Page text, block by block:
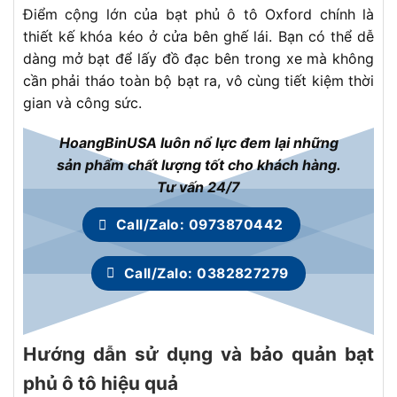
Điểm cộng lớn của bạt phủ ô tô Oxford chính là
thiết kế khóa kéo ở cửa bên ghế lái. Bạn có thể dễ
dàng mở bạt để lấy đồ đạc bên trong xe mà không
cần phải tháo toàn bộ bạt ra, vô cùng tiết kiệm thời
gian và công sức.
HoangBinUSA luôn nổ lực đem lại những
sản phẩm chất lượng tốt cho khách hàng.
Tư vấn 24/7
Call/Zalo: 0973870442
Call/Zalo: 0382827279
Hướng dẫn sử dụng và bảo quản bạt
phủ ô tô hiệu quả